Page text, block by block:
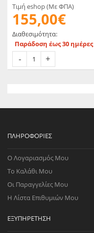
Τιμή eshop (Με ΦΠΑ)
155,00€
Διαθεσιμότητα:
Παράδοση έως 30 ημέρες
ΠΛΗΡΟΦΟΡΊΕΣ
Ο Λογαριασμός Μου
Το Καλάθι Μου
Οι Παραγγελίες Μου
Η Λίστα Επιθυμιών Μου
ΕΞΥΠΗΡΈΤΗΣΗ